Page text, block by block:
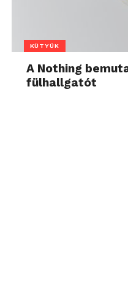
KÜTYÜK
A Nothing
fülhallgatót